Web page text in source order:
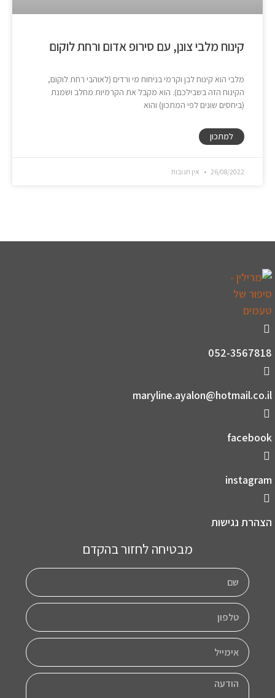
קינוח מלבי צונן, עם סירופ אדום ורחת לוקום
מלבי הוא קינוח לבן וקרמי בניחוח מי ורדים (לאוהבי רחת לוקום,
הקינוח הזה בשבילכם). הוא מקבל את הקרמיות מחלב ושמנת
(ביחסים שונים לפי המתכון) והוא
למתכון
26/08/2022 אין תגובות
052-3567818
maryline.ayalon@hotmail.co.il
facebook
instagram
הצהרת נגישות
מבטיחה לחזור בהקדם